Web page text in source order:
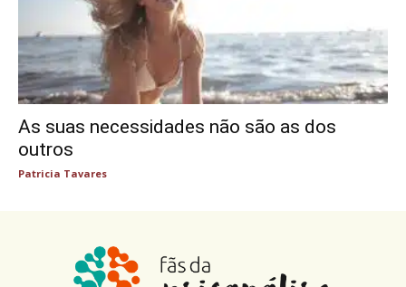
As suas necessidades não são as dos
outros
Patricia Tavares